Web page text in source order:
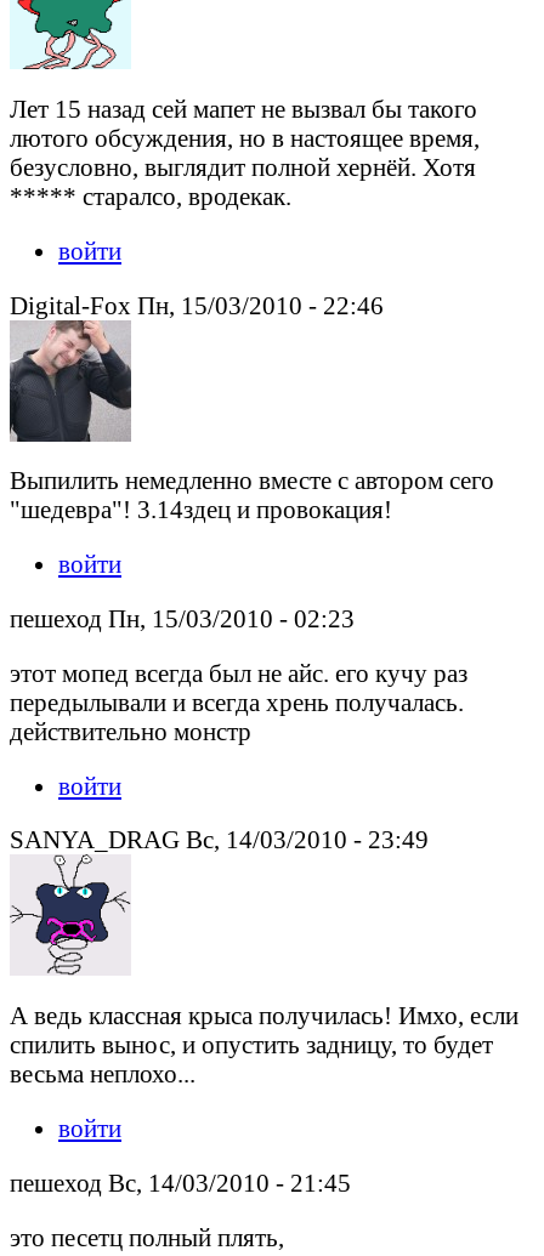
Лет 15 назад сей мапет не вызвал бы такого
лютого обсуждения, но в настоящее время,
безусловно, выглядит полной хернёй. Хотя
***** старалсо, вродекак.
войти
Digital-Fox Пн, 15/03/2010 - 22:46
Выпилить немедленно вместе с автором сего
"шедевра"! 3.14здец и провокация!
войти
пешеход Пн, 15/03/2010 - 02:23
этот мопед всегда был не айс. его кучу раз
передылывали и всегда хрень получалась.
действительно монстр
войти
SANYA_DRAG Вс, 14/03/2010 - 23:49
А ведь классная крыса получилась! Имхо, если
спилить вынос, и опустить задницу, то будет
весьма неплохо...
войти
пешеход Вс, 14/03/2010 - 21:45
это песетц полный плять,